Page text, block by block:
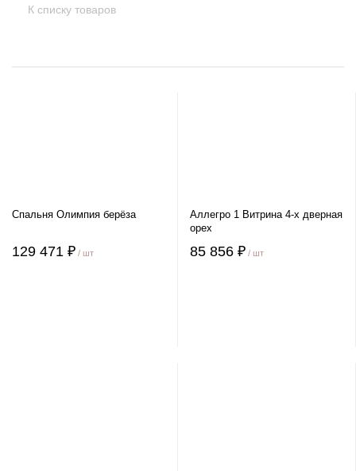
К списку товаров
Спальня Олимпия берёза
129 471 ₽ / шт
Аллегро 1 Витрина 4-х дверная
орех
85 856 ₽ / шт